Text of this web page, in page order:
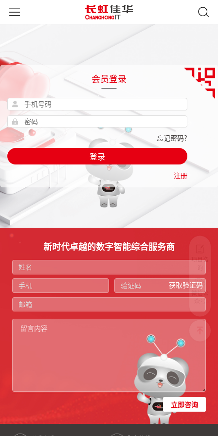
会员登录
忘记密码?
登录
注册
项目咨
微信公
众号
新时代卓越的数字智能综合服务商
获取验证码
立即咨询